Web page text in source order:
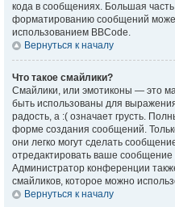
кода в сообщениях. Большая
форматированию сообщений
использованием BBCode.
Вернуться к началу
Что такое смайлики?
Смайлики, или эмотиконы — это
быть использованы для
радость, а :( означает грусть.
форме создания сообщений.
они легко могут сделать
отредактировать ваше
Администратор конференции
смайликов, которое можно
Вернуться к началу